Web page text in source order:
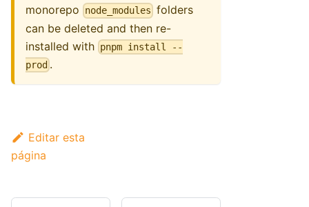
monorepo
node_modules folders
can be deleted and then re-
installed with pnpm install --
prod .
Editar esta
página